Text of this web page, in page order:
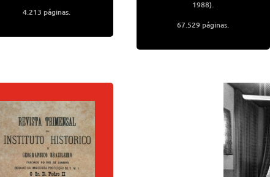
4.213 páginas.
1988).
67.529 páginas.